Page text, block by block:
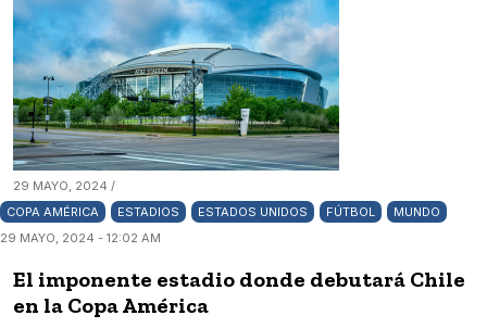
29 MAYO, 2024 /
COPA AMÉRICA
ESTADIOS ESTADOS UNIDOS FÚTBOL
MUNDO
29 MAYO, 2024 - 12:02 AM
El imponente estadio donde debutará Chile
en la Copa América